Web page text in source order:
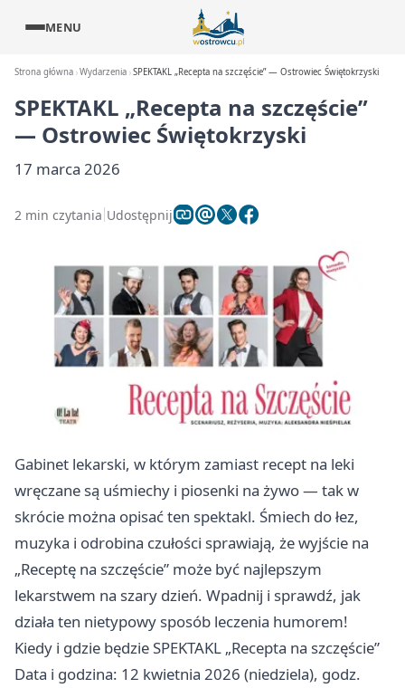
MENU
Strona główna Wydarzenia SPEKTAKL „Recepta na szczęście” — Ostrowiec Świętokrzyski
SPEKTAKL „Recepta na szczęście”
— Ostrowiec Świętokrzyski
17 marca 2026
2 min czytania Udostępnij
Gabinet lekarski, w którym zamiast recep­t na leki
wręczane są uśmiechy i piosenki na żywo — tak w
skrócie można opisać ten spektakl. Śmiech do łez,
muzyka i odrobina czułości sprawiają, że wyjście na
„Receptę na szczęście” może być najlepszym
lekarstwem na szary dzień. Wpadnij i sprawdź, jak
działa ten nietypowy sposób leczenia humorem!
Kiedy i gdzie będzie SPEKTAKL „Recepta na szczęście”
Data i godzina: 12 kwietnia 2026 (niedziela), godz.